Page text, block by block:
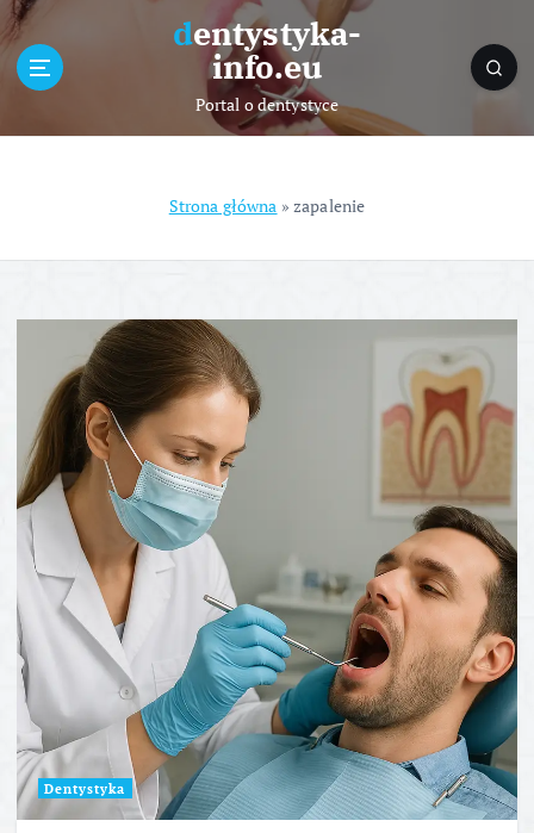
t
dentystyka-
info.eu
Portal o dentystyce
Strona główna » zapalenie
Dentystyka